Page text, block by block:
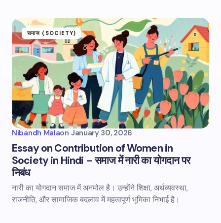
समाज (SOCIETY)
Nibandh Malaon January 30, 2026
Essay on Contribution of Women in
Society in Hindi – समाज में नारी का योगदान पर
निबंध
नारी का योगदान समाज में अनमोल है। उन्होंने शिक्षा, अर्थव्यवस्था,
राजनीति, और सामाजिक बदलाव में महत्वपूर्ण भूमिका निभाई है।